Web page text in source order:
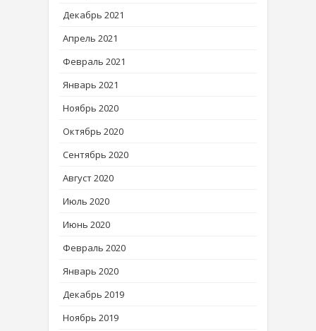
Декабрь 2021
Апрель 2021
Февраль 2021
Январь 2021
Ноябрь 2020
Октябрь 2020
Сентябрь 2020
Август 2020
Июль 2020
Июнь 2020
Февраль 2020
Январь 2020
Декабрь 2019
Ноябрь 2019